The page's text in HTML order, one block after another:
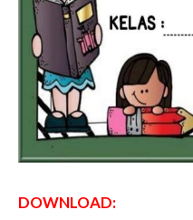
DOWNLOAD: